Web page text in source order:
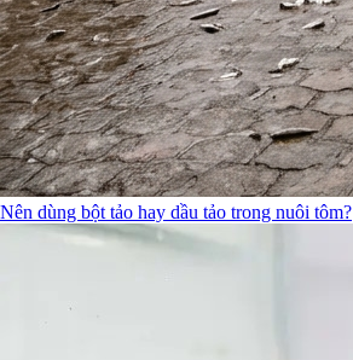
Nên dùng bột tảo hay dầu tảo trong nuôi tôm?